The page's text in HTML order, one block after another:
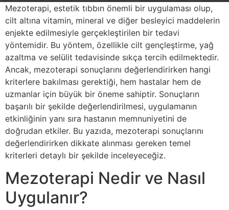
Mezoterapi, estetik tıbbın önemli bir uygulaması olup,
cilt altına vitamin, mineral ve diğer besleyici maddelerin
enjekte edilmesiyle gerçekleştirilen bir tedavi
yöntemidir. Bu yöntem, özellikle cilt gençleştirme, yağ
azaltma ve selülit tedavisinde sıkça tercih edilmektedir.
Ancak, mezoterapi sonuçlarını değerlendirirken hangi
kriterlere bakılması gerektiği, hem hastalar hem de
uzmanlar için büyük bir öneme sahiptir. Sonuçların
başarılı bir şekilde değerlendirilmesi, uygulamanın
etkinliğinin yanı sıra hastanın memnuniyetini de
doğrudan etkiler. Bu yazıda, mezoterapi sonuçlarını
değerlendirirken dikkate alınması gereken temel
kriterleri detaylı bir şekilde inceleyeceğiz.
Mezoterapi Nedir ve Nasıl
Uygulanır?